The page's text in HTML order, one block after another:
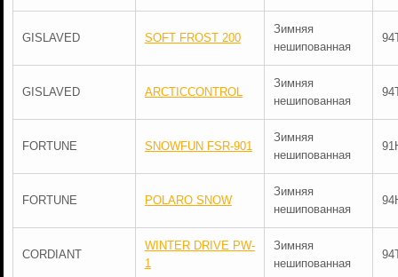
GISLAVED SOFT FROST 200
Зимняя
нешипованная
GISLAVED ARCTICCONTROL
Зимняя
нешипованная
FORTUNE SNOWFUN FSR-901
Зимняя
нешипованная
FORTUNE POLARO SNOW
Зимняя
нешипованная
CORDIANT
WINTER DRIVE PW-
1
Зимняя
нешипованная